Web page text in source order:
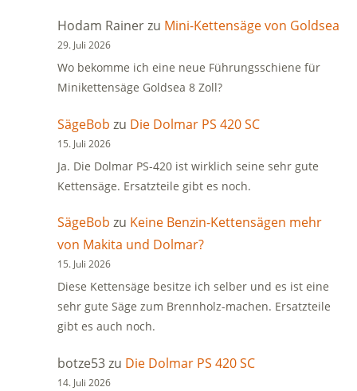
Hodam Rainerzu Mini-Kettensäge von Goldsea
29. Juli 2026
Wo bekomme ich eine neue Führungsschiene für
Minikettensäge Goldsea 8 Zoll?
SägeBob zu Die Dolmar PS 420 SC
15. Juli 2026
Ja. Die Dolmar PS-420 ist wirklich seine sehr gute
Kettensäge. Ersatzteile gibt es noch.
SägeBob zu Keine Benzin-Kettensägen mehr
von Makita und Dolmar?
15. Juli 2026
Diese Kettensäge besitze ich selber und es ist eine
sehr gute Säge zum Brennholz-machen. Ersatzteile
gibt es auch noch.
botze53zu Die Dolmar PS 420 SC
14. Juli 2026